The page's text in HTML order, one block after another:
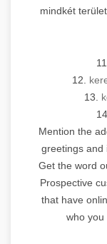
mindkét
11.
12.
13.
14.
Mention the
greetings and
Get the word
Prospective
that have
who you